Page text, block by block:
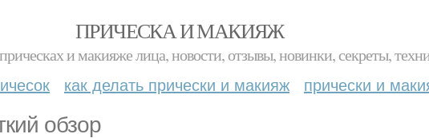
ПРИЧЕСКА И МАКИЯЖ
и макияже лица, новости, отзывы, новинки, секреты,
как делать прически и макияж прически и
обзор